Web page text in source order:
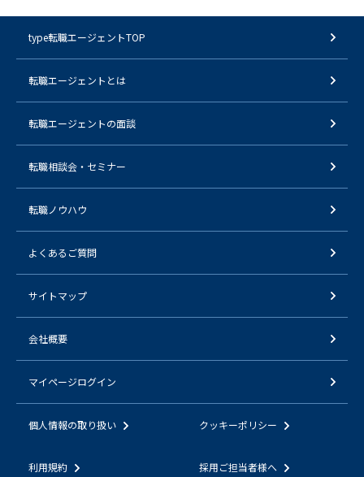
type転職エージェントTOP
転職エージェントとは
転職エージェントの面談
転職相談会・セミナー
転職ノウハウ
よくあるご質問
サイトマップ
会社概要
マイページログイン
個人情報の取り扱い クッキーポリシー
利用規約 採用ご担当者様へ